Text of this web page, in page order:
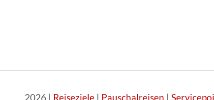
2026 | Reiseziele| Pauschalreisen |